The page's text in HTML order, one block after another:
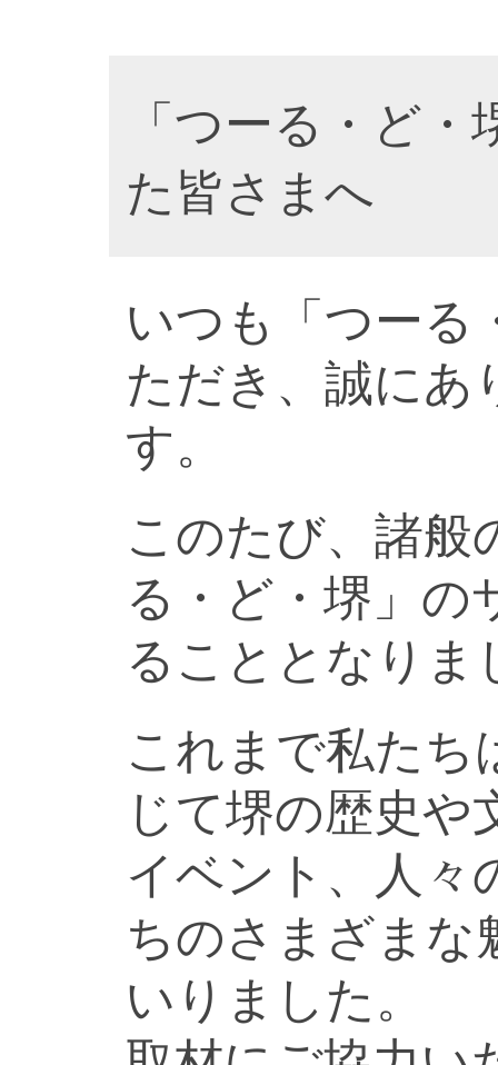
「つーる・ど
た皆さまへ
いつも「つーる
ただき、誠にあ
す。
このたび、諸般
る・ど・堺」の
ることとなりま
これまで私たち
じて堺の歴史や
イベント、人々
ちのさまざまな
いりました。